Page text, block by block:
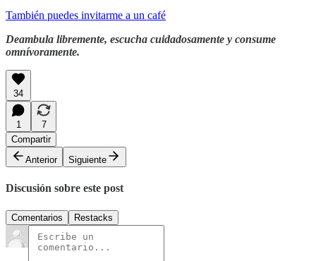
También puedes invitarme a un café
Deambula libremente, escucha cuidadosamente y consume
omnívoramente.
34
1
7
Compartir
Anterior
Siguiente
Discusión sobre este post
Comentarios Restacks